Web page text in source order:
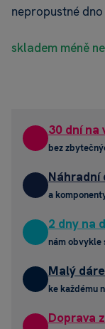
nepropustné
skladem méně
30 dní na
bez
Náhradní
a
2 dny na
nám obvykle
Malý
ke každému
Doprava